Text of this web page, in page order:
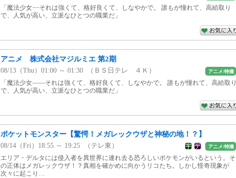
「魔法少女−−それは強くて、格好良くて、しなやかで。 誰もが憧れて、高給取り
で、人気が高い、立派なひとつの職業だ」
アニメ 株式会社マジルミエ 第2期
08/13（Thu）01:00 ～ 01:30 （ＢＳ日テレ ４Ｋ） アニメ/特撮
「魔法少女——それは強くて、格好良くて、しなやかで。 誰もが憧れて、高給取り
で、人気が高い、立派なひとつの職業だ」
ポケットモンスター【驚愕！メガレックウザと神秘の地！？】
08/14（Fri）18:55 ～ 19:25 （テレ東） アニメ/特撮
エリア・デルタには侵入者を異世界に連れ去る恐ろしいポケモンがいるという。そ
の正体はメガレックウザ！？真相を確かめに向かうリコたち。しかし怪奇現象が
次々に起こり…